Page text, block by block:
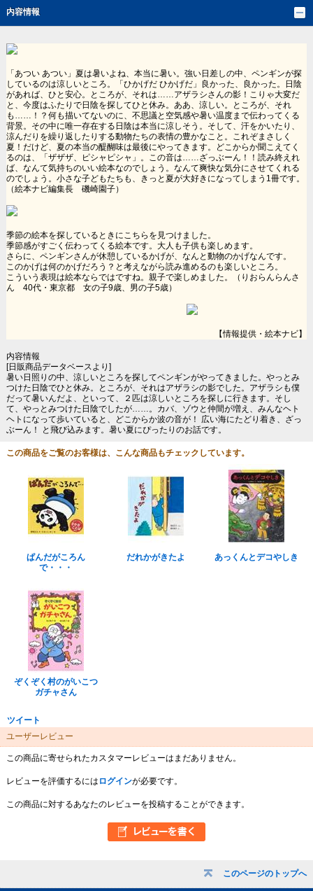
このページのトップへ
内容情報
「あつい あつい」夏は暑いよね、本当に暑い。強い日差しの中、ペンギンが探
しているのは涼しいところ。「ひかげだ ひかげだ」良かった、良かった。日陰
があれば、ひと安心。ところが、それは……アザラシさんの影！こりゃ大変だ
と、今度はふたりで日陰を探してひと休み。ああ、涼しい。ところが、それ
も……！？何も描いてないのに、不思議と空気感や暑い温度まで伝わってくる
背景。その中に唯一存在する日陰は本当に涼しそう。そして、汗をかいたり、
涼んだりを繰り返したりする動物たちの表情の豊かなこと。これぞまさしく
夏！だけど、夏の本当の醍醐味は最後にやってきます。どこからか聞こえてく
るのは、「ザザザ、ピシャピシャ」。この音は……ざっぶーん！！読み終えれ
ば、なんて気持ちのいい絵本なのでしょう。なんて爽快な気分にさせてくれる
のでしょう。小さな子どもたちも、きっと夏が大好きになってしまう1冊です。
（絵本ナビ編集長 磯崎園子）
季節の絵本を探しているときにこちらを見つけました。
季節感がすごく伝わってくる絵本です。大人も子供も楽しめます。
さらに、ペンギンさんが休憩しているかげが、なんと動物のかげなんです。
このかげは何のかげだろう？と考えながら読み進めるのも楽しいところ。
こういう表現は絵本ならではですね。親子で楽しめました。（りおらんらんさ
ん 40代・東京都 女の子9歳、男の子5歳）
【情報提供・絵本ナビ】
内容情報
[日販商品データベースより]
暑い日照りの中、涼しいところを探してペンギンがやってきました。やっとみ
つけた日陰でひと休み。ところが、それはアザラシの影でした。アザラシも僕
だって暑いんだよ、といって、２匹は涼しいところを探しに行きます。そし
て、やっとみつけた日陰でしたが……。カバ、ゾウと仲間が増え、みんなヘト
ヘトになって歩いていると、どこからか波の音が！ 広い海にたどり着き、ざっ
ぶーん！ と飛び込みます。暑い夏にぴったりのお話です。
この商品をご覧のお客様は、こんな商品もチェックしています。
ぱんだがころん
で・・・
だれかがきたよ あっくんとデコやしき
ぞくぞく村のがいこつ
ガチャさん
ツイート
ユーザーレビュー
この商品に寄せられたカスタマーレビューはまだありません。
レビューを評価するには ログインが必要です。
この商品に対するあなたのレビューを投稿することができます。